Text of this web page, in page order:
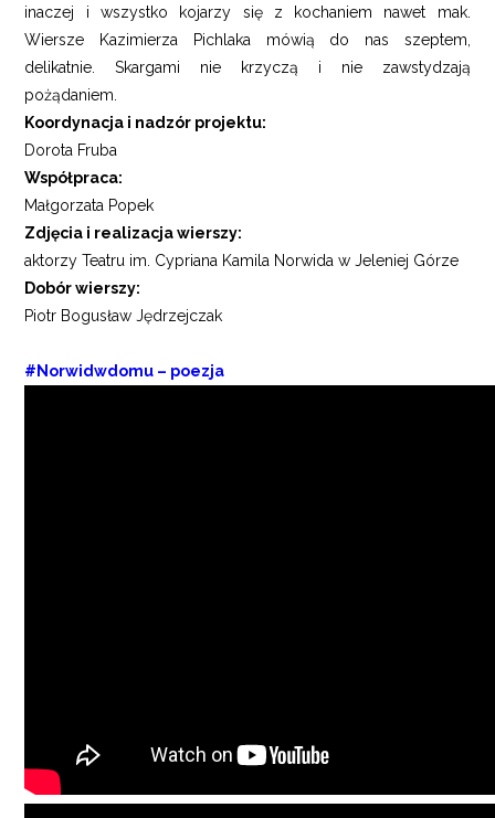
inaczej i wszystko kojarzy się z kochaniem nawet mak.
Wiersze Kazimierza Pichlaka mówią do nas szeptem,
delikatnie. Skargami nie krzyczą i nie zawstydzają
pożądaniem.
Koordynacja i nadzór projektu:
Dorota Fruba
Współpraca:
Małgorzata Popek
Zdjęcia i realizacja wierszy:
aktorzy Teatru im. Cypriana Kamila Norwida w Jeleniej Górze
Dobór wierszy:
Piotr Bogusław Jędrzejczak
#Norwidwdomu – poezja